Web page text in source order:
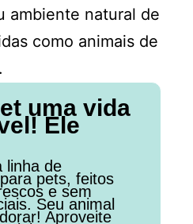
ambiente natural de
como animais de
uma vida
Ele
linha de
pets, feitos
e sem
Seu animal
Aproveite